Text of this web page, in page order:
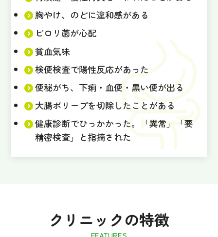
胸やけ、のどに違和感がある
ピロリ菌が心配
貧血気味
検便検査で陽性反応があった
便秘がち、下痢・血便・黒い便が出る
大腸ポリープを切除したことがある
健康診断でひっかかった。「異常」「要
精密検査」と指摘された
クリニックの特徴